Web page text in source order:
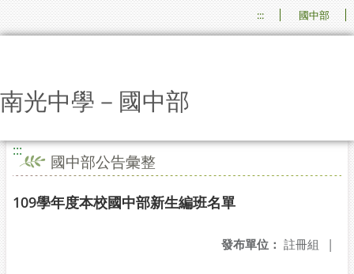
::: 國中部
南光中學－國中部
:::
國中部公告彙整
109學年度本校國中部新生編班名單
發布單位： 註冊組 |